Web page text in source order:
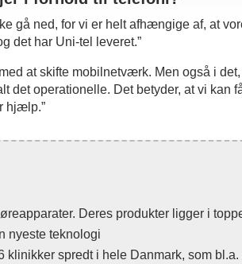
gå ned, for vi er helt afhængige af, at
det har Uni-tel leveret.”
at skifte mobilnetværk. Men også i
det operationelle. Det betyder, at vi kan
hjælp.”
Deres produkter ligger i
nyeste teknologi
spredt i hele Danmark, som bl.a.
Bliv kunde
Referencer
Info
Mobil